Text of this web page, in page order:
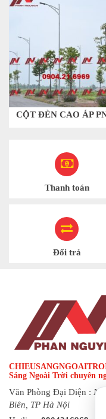
CỘT ĐÈN CAO ÁP
Thanh toán
Đổi trả
Sáng Ngoài Trời chuyên
Văn Phòng Đại Diện :
Biên, TP Hà Nội